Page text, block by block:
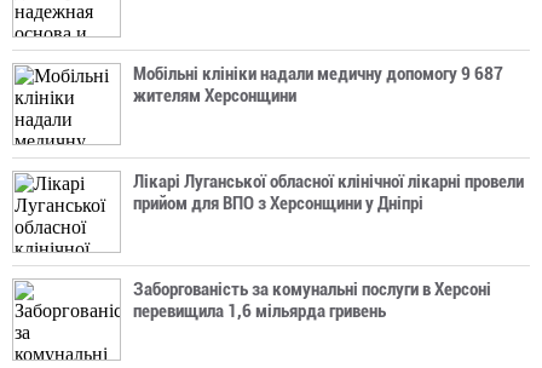
Мобільні клініки надали медичну допомогу 9 687
жителям Херсонщини
Лікарі Луганської обласної клінічної лікарні провели
прийом для ВПО з Херсонщини у Дніпрі
Заборгованість за комунальні послуги в Херсоні
перевищила 1,6 мільярда гривень